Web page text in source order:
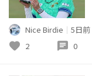
Nice Birdie ｜ 5日前
favorite 2 chat 0